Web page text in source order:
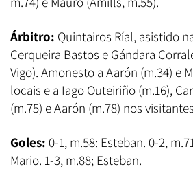
Árbitro: Quintairos Ríal, asistido
Cerqueira Bastos e Gándara
Vigo). Amonesto a Aarón (m.34) e
locais e a Iago Outeiriño (m.16),
(m.75) e Aarón (m.78) nos
Goles: 0-1, m.58: Esteban. 0-2,
Mario. 1-3, m.88; Esteban.